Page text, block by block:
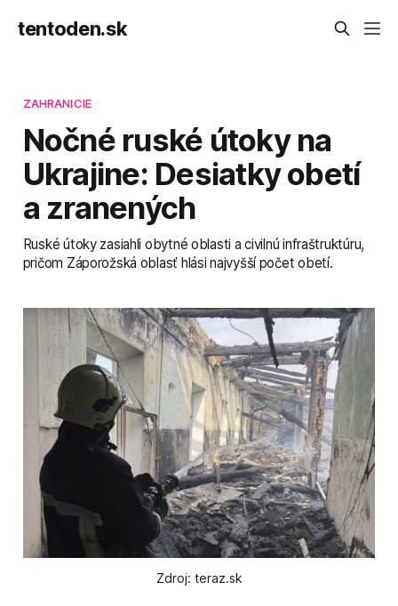
tentoden.sk
ZAHRANICIE
Nočné ruské útoky na
Ukrajine: Desiatky obetí
a zranených
Ruské útoky zasiahli obytné oblasti a civilnú infraštruktúru,
pričom Záporožská oblasť hlási najvyšší počet obetí.
Zdroj: teraz.sk